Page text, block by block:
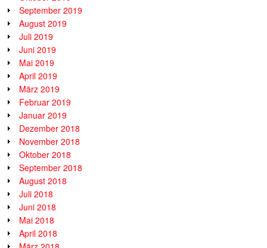
September 2019
August 2019
Juli 2019
Juni 2019
Mai 2019
April 2019
März 2019
Februar 2019
Januar 2019
Dezember 2018
November 2018
Oktober 2018
September 2018
August 2018
Juli 2018
Juni 2018
Mai 2018
April 2018